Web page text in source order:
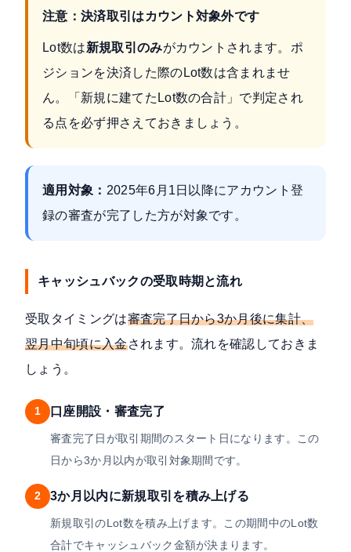
注意：決済取引はカウント対象外です
Lot数は新規取引のみがカウントされます。ポ
ジションを決済した際のLot数は含まれませ
ん。「新規に建てたLot数の合計」で判定され
る点を必ず押さえておきましょう。
適用対象： 2025年6月1日以降にアカウント登
録の審査が完了した方が対象です。
キャッシュバックの受取時期と流れ
受取タイミングは審査完了日から3か月後に集計、
翌月中旬頃に入金されます。流れを確認しておきま
しょう。
1 口座開設・審査完了
審査完了日が取引期間のスタート日になります。この
日から3か月以内が取引対象期間です。
2 3か月以内に新規取引を積み上げる
新規取引のLot数を積み上げます。この期間中のLot数
合計でキャッシュバック金額が決まります。